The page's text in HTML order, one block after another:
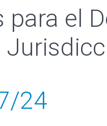
para el
24